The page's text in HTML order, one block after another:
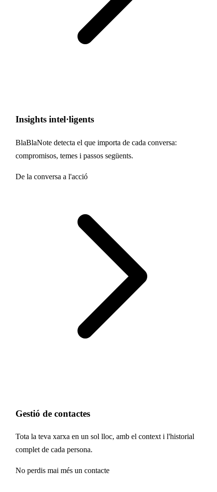
Insights intel·ligents
BlaBlaNote detecta el que importa de cada conversa:
compromisos, temes i passos següents.
De la conversa a l'acció
Gestió de contactes
Tota la teva xarxa en un sol lloc, amb el context i l'historial
complet de cada persona.
No perdis mai més un contacte